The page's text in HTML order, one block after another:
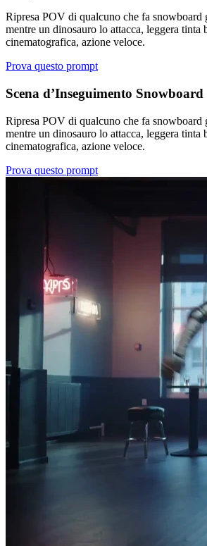
Ripresa POV di qualcuno che fa snowboard
mentre un dinosauro lo attacca, leggera tinta
cinematografica, azione veloce.
Prova questo prompt
Scena d’Inseguimento Snowboard
Ripresa POV di qualcuno che fa snowboard
mentre un dinosauro lo attacca, leggera tinta
cinematografica, azione veloce.
Prova questo prompt